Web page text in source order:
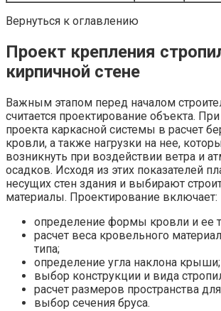
Вернуться к оглавлению
Проект крепления
кирпичной стене
Важным этапом перед началом
считается проектирование объекта.
проекта каркасной системы в расчет
кровли, а также нагрузки на нее,
возникнуть при воздействии ветра и
осадков. Исходя из этих показателей
несущих стен здания и выбирают
материалы. Проектирование включает:
определение формы кровли и ее
расчет веса кровельного
типа;
определение угла наклона крыши;
выбор конструкции и вида
расчет размеров пространства
выбор сечения бруса.